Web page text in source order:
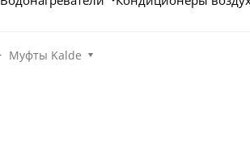
Муфты Kalde